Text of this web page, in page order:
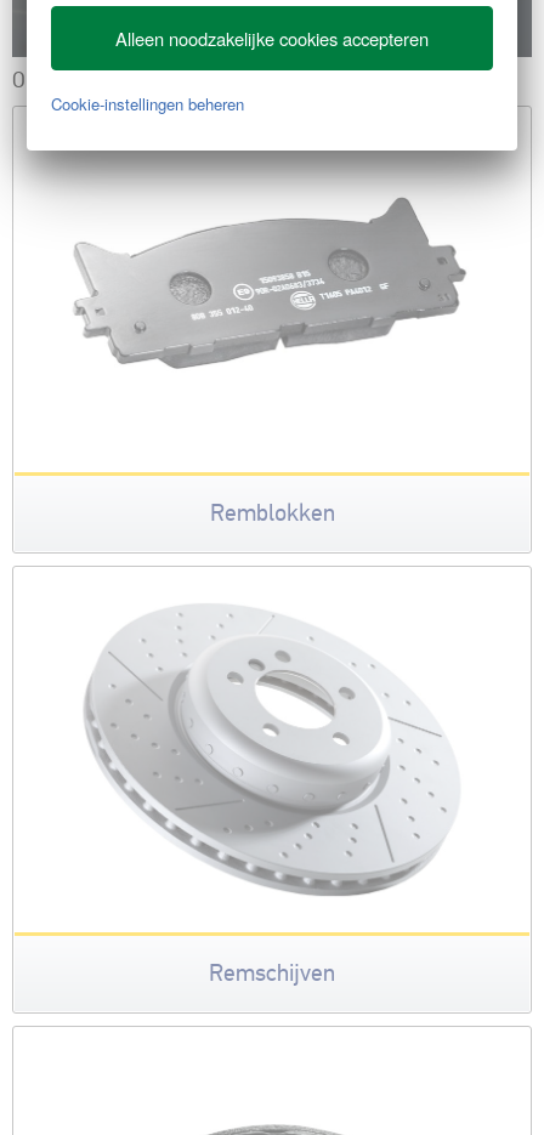
ONZE PRODUCTEN
Remblokken
Remschijven
Alleen noodzakelijke cookies accepteren
Cookie-instellingen beheren